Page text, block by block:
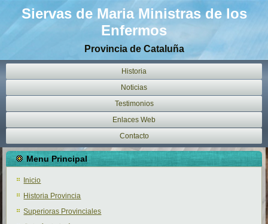
Siervas de Maria Ministras de los
Enfermos
Provincia de Cataluña
Historia
Noticias
Testimonios
Enlaces Web
Contacto
Menu Principal
Inicio
Historia Provincia
Superioras Provinciales